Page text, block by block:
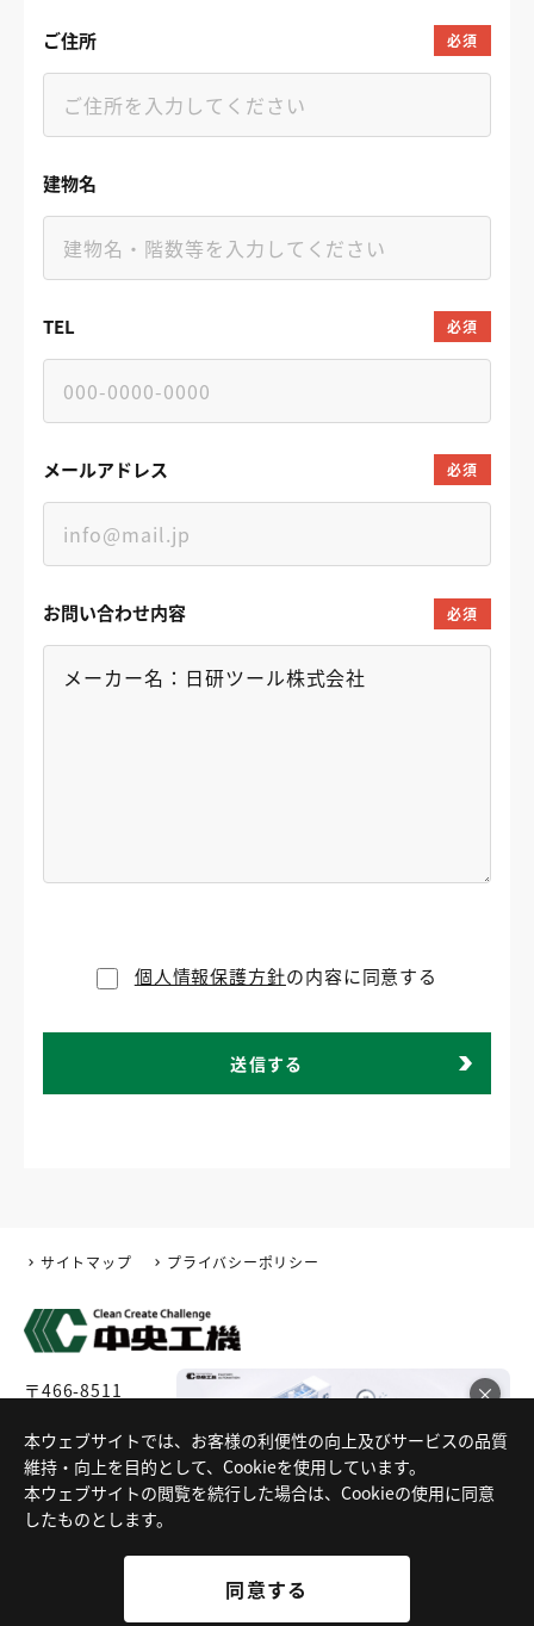
本ウェブサイトでは、お客様の利便性の向上及びサービスの品質
維持・向上を目的として、Cookieを使用しています。
本ウェブサイトの閲覧を続行した場合は、Cookieの使用に同意
したものとします。
同意する
同意する
ご住所 必須
建物名
TEL 必須
メールアドレス 必須
お問い合わせ内容 必須
個人情報保護方針の内容に同意する
送信する
サイトマップ プライバシーポリシー
〒466-8511
電話番号:052-889-1711 (代表)
Copyright © CHUOKOKI Co.,Ltd
×
FA特化サイト公開中！！